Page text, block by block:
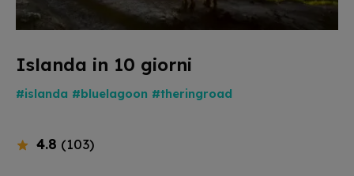
Islanda in 10 giorni
#islanda #bluelagoon #theringroad
4.8 (103)